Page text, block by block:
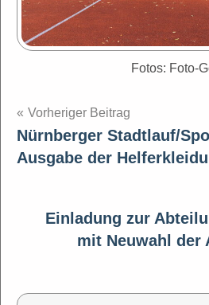
Fotos: Foto-
Beitragsnavigation
Vorheriger Beitrag
Nürnberger Stadtlauf/
Ausgabe der
Einladung zur
mit Neuwahl der